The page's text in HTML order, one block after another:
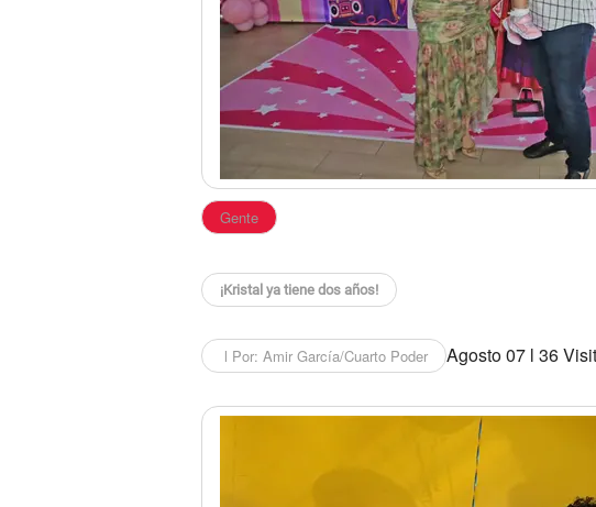
Gente
¡Kristal ya tiene dos años!
l Por: Amir García/Cuarto Poder Agosto 07 l 36